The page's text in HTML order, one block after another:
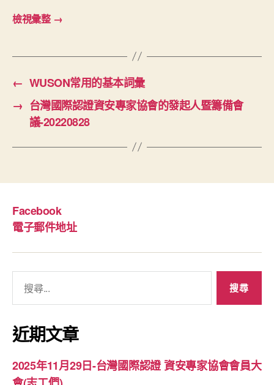
檢視彙整 →
← WUSON常用的基本詞彙
→ 台灣國際認證資安專家協會的發起人暨籌備會
議-20220828
Facebook
電子郵件地址
關
鍵
字:
近期文章
2025年11月29日-台灣國際認證 資安專家協會會員大